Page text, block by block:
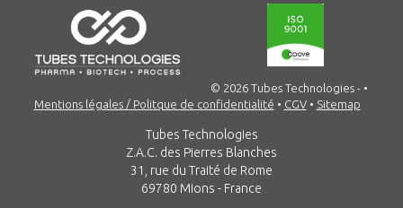
© 2026 Tubes Technologies - •
Mentions légales / Politque de confidentialité • CGV• Sitemap
Tubes Technologies
Z.A.C. des Pierres Blanches
31, rue du Traité de Rome
69780 Mions - France